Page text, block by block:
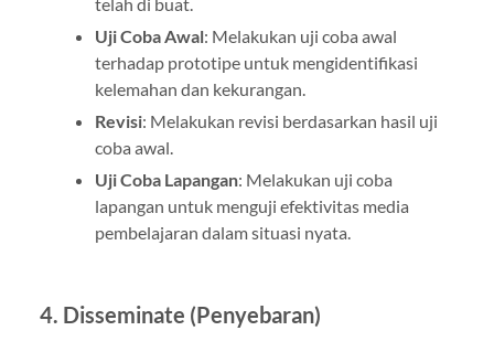
Uji Coba Awal: Melakukan uji coba awal
terhadap prototipe untuk mengidentifikasi
kelemahan dan kekurangan.
Revisi: Melakukan revisi berdasarkan hasil uji
coba awal.
Uji Coba Lapangan: Melakukan uji coba
lapangan untuk menguji efektivitas media
pembelajaran dalam situasi nyata.
4. Disseminate (Penyebaran)